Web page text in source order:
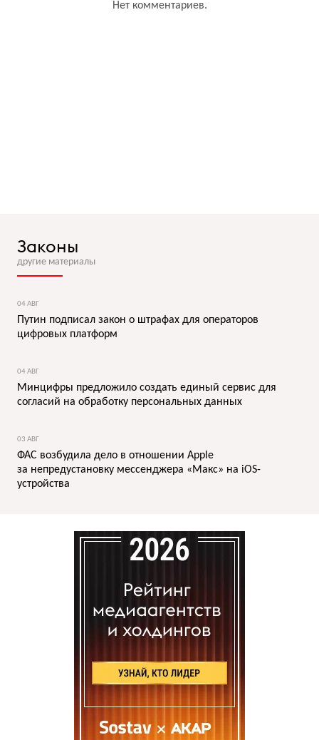
Нет комментариев.
Законы
другие материалы
04 АВГ
Путин подписал закон о штрафах для операторов
цифровых платформ
04 АВГ
Минцифры предложило создать единый сервис для
согласий на обработку персональных данных
03 АВГ
ФАС возбудила дело в отношении Apple
за непредустановку мессенджера «Макс» на iOS-
устройства